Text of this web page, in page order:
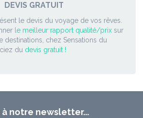
DEVIS GRATUIT
le devis du voyage de vos rêves.
le meilleur rapport qualité/prix sur
destinations, chez Sensations du
du devis gratuit !
notre newsletter...